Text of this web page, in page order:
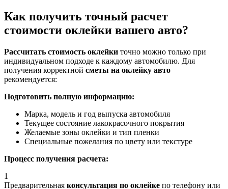
Как получить точный расчет
стоимости оклейки вашего авто?
Рассчитать стоимость оклейки точно можно только при
индивидуальном подходе к каждому автомобилю. Для
получения корректной сметы на оклейку авто
рекомендуется:
Подготовить полную информацию:
Марка, модель и год выпуска автомобиля
Текущее состояние лакокрасочного покрытия
Желаемые зоны оклейки и тип пленки
Специальные пожелания по цвету или текстуре
Процесс получения расчета:
1
Предварительная консультация по оклейке по телефону или